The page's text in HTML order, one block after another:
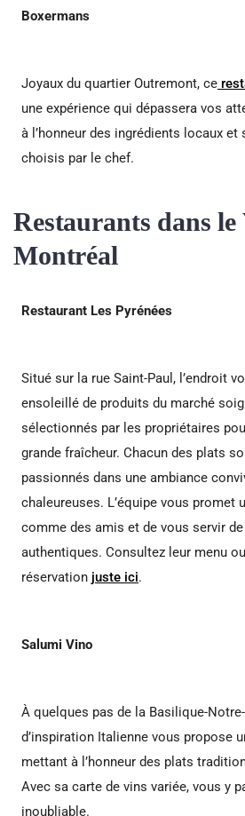
Boxermans
Joyaux du quartier Outremont, ce
une expérience qui dépassera vos
à l’honneur des ingrédients locaux et
choisis par le chef.
Restaurants dans le
Montréal
Restaurant Les Pyrénées
Situé sur la rue Saint-Paul, l’endroit
ensoleillé de produits du marché
sélectionnés par les propriétaires
grande fraîcheur. Chacun des plats
passionnés dans une ambiance
chaleureuses. L’équipe vous promet
comme des amis et de vous servir
authentiques. Consultez leur menu
réservation juste ici.
Salumi Vino
À quelques pas de la Basilique-
d’inspiration Italienne vous propose
mettant à l’honneur des plats
Avec sa carte de vins variée, vous y
inoubliable.